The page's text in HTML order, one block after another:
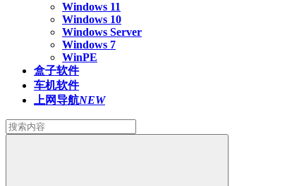
Windows 11
Windows 10
Windows Server
Windows 7
WinPE
盒子软件
车机软件
上网导航NEW